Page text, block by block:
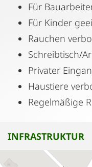
Für
Für Kinder
Rauchen
Schreibtisch/
Privater
Haustiere
Regelmäßige
INFRASTRUKTUR